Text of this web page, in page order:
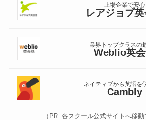
上場企業で安心
レアジョブ
業界トップクラスの
Weblio英
ネイティブから英語を
Cambly
（PR: 各スクール公式サイトへ移動